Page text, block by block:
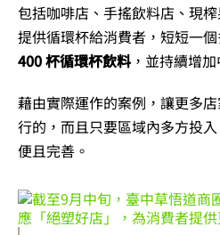
包括咖啡店、手搖飲料店、現
提供循環杯給消費者，短短一
400 杯循環杯飲料，並持續增加
藉由實際運作的案例，讓更多
行的，而且只要區域內多方投
便且完善。